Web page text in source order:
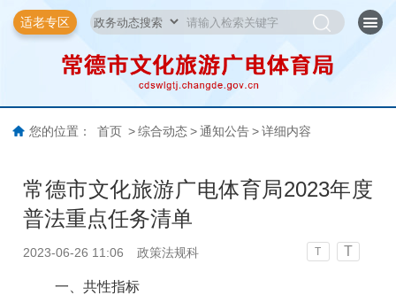
适老专区
您的位置： 首页 > 综合动态 > 通知公告 > 详细内容
常德市文化旅游广电体育局2023年度
普法重点任务清单
2023-06-26 11:06 政策法规科 T T
一、共性指标